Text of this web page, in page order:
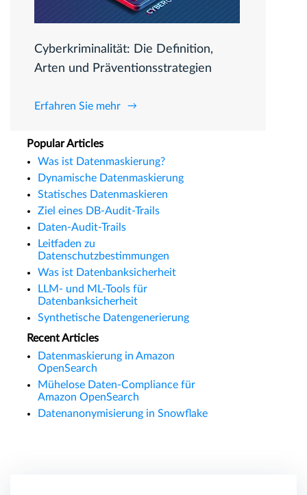
Cyberkriminalität: Die Definition,
Arten und Präventionsstrategien
Erfahren Sie mehr
Popular Articles
Was ist Datenmaskierung?
Dynamische Datenmaskierung
Statisches Datenmaskieren
Ziel eines DB-Audit-Trails
Daten-Audit-Trails
Leitfaden zu
Datenschutzbestimmungen
Was ist Datenbanksicherheit
LLM- und ML-Tools für
Datenbanksicherheit
Synthetische Datengenerierung
Recent Articles
Datenmaskierung in Amazon
OpenSearch
Mühelose Daten-Compliance für
Amazon OpenSearch
Datenanonymisierung in Snowflake